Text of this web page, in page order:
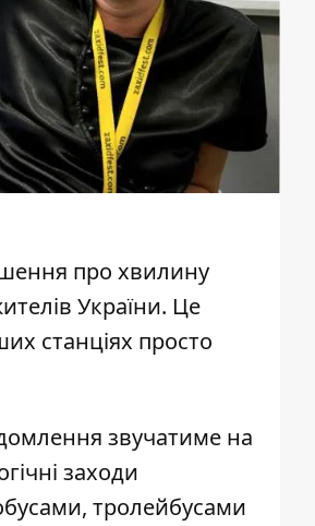
про хвилину
України. Це
станціях просто
звучатиме на
заходи
тролейбусами